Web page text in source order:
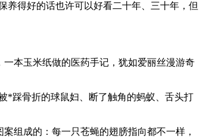
养得好的话也许可以好看二十年、三十年，但
本玉米纸做的医药手记，犹如爱丽丝漫游奇
*踩骨折的球鼠妇、断了触角的蚂蚁、舌头打
组成的：每一只苍蝇的翅膀指向都不一样，